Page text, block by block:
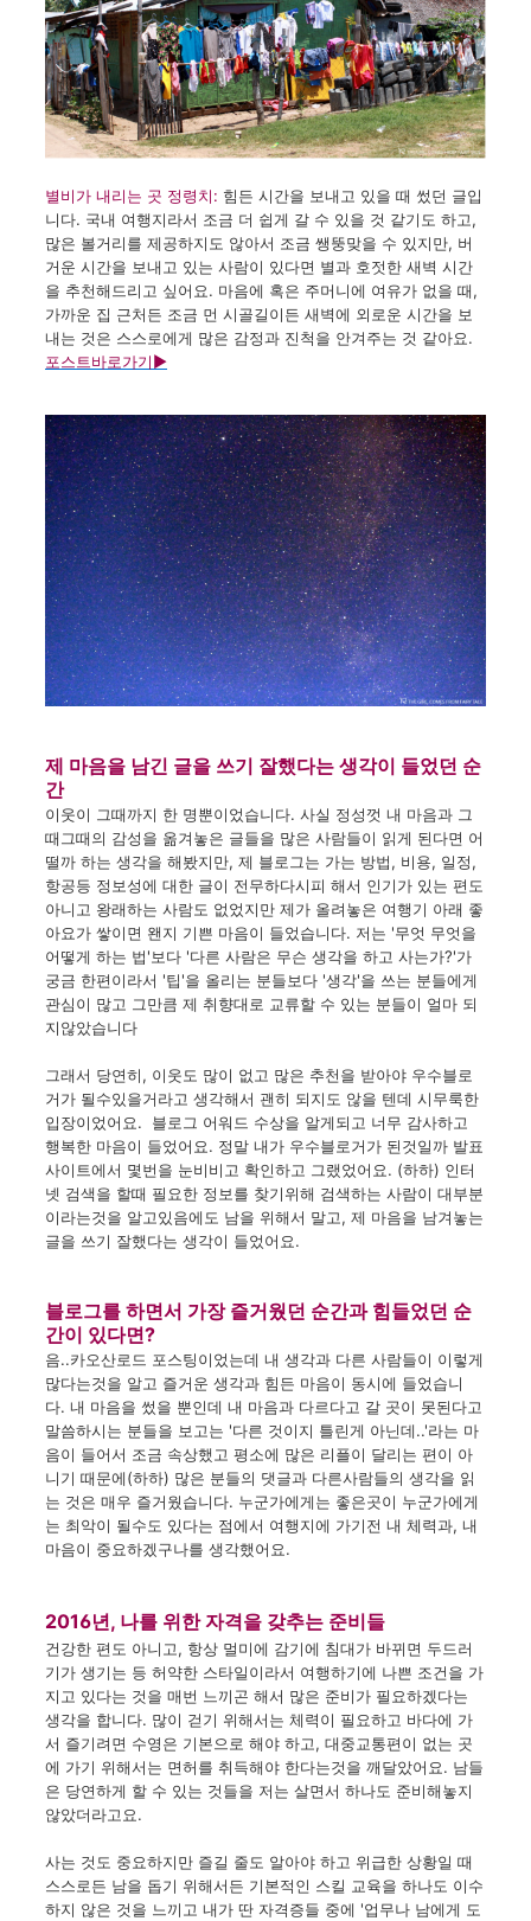
별비가 내리는 곳 정령치: 힘든 시간을 보내고 있을 때 썼던 글입
니다. 국내 여행지라서 조금 더 쉽게 갈 수 있을 것 같기도 하고,
많은 볼거리를 제공하지도 않아서 조금 쌩뚱맞을 수 있지만, 버
거운 시간을 보내고 있는 사람이 있다면 별과 호젓한 새벽 시간
을 추천해드리고 싶어요. 마음에 혹은 주머니에 여유가 없을 때,
가까운 집 근처든 조금 먼 시골길이든 새벽에 외로운 시간을 보
내는 것은 스스로에게 많은 감정과 진척을 안겨주는 것 같아요.
포스트바로가기▶
제 마음을 남긴 글을 쓰기 잘했다는 생각이 들었던 순
간
이웃이 그때까지 한 명뿐이었습니다. 사실 정성껏 내 마음과 그
때그때의 감성을 옮겨놓은 글들을 많은 사람들이 읽게 된다면 어
떨까 하는 생각을 해봤지만, 제 블로그는 가는 방법, 비용, 일정,
항공등 정보성에 대한 글이 전무하다시피 해서 인기가 있는 편도
아니고 왕래하는 사람도 없었지만 제가 올려놓은 여행기 아래 좋
아요가 쌓이면 왠지 기쁜 마음이 들었습니다. 저는 '무엇 무엇을
어떻게 하는 법'보다 '다른 사람은 무슨 생각을 하고 사는가?'가
궁금 한편이라서 '팁'을 올리는 분들보다 '생각'을 쓰는 분들에게
관심이 많고 그만큼 제 취향대로 교류할 수 있는 분들이 얼마 되
지않았습니다
그래서 당연히, 이웃도 많이 없고 많은 추천을 받아야 우수블로
거가 될수있을거라고 생각해서 괜히 되지도 않을 텐데 시무룩한
입장이었어요. 블로그 어워드 수상을 알게되고 너무 감사하고
행복한 마음이 들었어요. 정말 내가 우수블로거가 된것일까 발표
사이트에서 몇번을 눈비비고 확인하고 그랬었어요. (하하) 인터
넷 검색을 할때 필요한 정보를 찾기위해 검색하는 사람이 대부분
이라는것을 알고있음에도 남을 위해서 말고, 제 마음을 남겨놓는
글을 쓰기 잘했다는 생각이 들었어요.
블로그를 하면서 가장 즐거웠던 순간과 힘들었던 순
간이 있다면?
음..카오산로드 포스팅이었는데 내 생각과 다른 사람들이 이렇게
많다는것을 알고 즐거운 생각과 힘든 마음이 동시에 들었습니
다. 내 마음을 썼을 뿐인데 내 마음과 다르다고 갈 곳이 못된다고
말씀하시는 분들을 보고는 '다른 것이지 틀린게 아닌데..'라는 마
음이 들어서 조금 속상했고 평소에 많은 리플이 달리는 편이 아
니기 때문에(하하) 많은 분들의 댓글과 다른사람들의 생각을 읽
는 것은 매우 즐거웠습니다. 누군가에게는 좋은곳이 누군가에게
는 최악이 될수도 있다는 점에서 여행지에 가기전 내 체력과, 내
마음이 중요하겠구나를 생각했어요.
2016년, 나를 위한 자격을 갖추는 준비들
건강한 편도 아니고, 항상 멀미에 감기에 침대가 바뀌면 두드러
기가 생기는 등 허약한 스타일이라서 여행하기에 나쁜 조건을 가
지고 있다는 것을 매번 느끼곤 해서 많은 준비가 필요하겠다는
생각을 합니다. 많이 걷기 위해서는 체력이 필요하고 바다에 가
서 즐기려면 수영은 기본으로 해야 하고, 대중교통편이 없는 곳
에 가기 위해서는 면허를 취득해야 한다는것을 깨달았어요. 남들
은 당연하게 할 수 있는 것들을 저는 살면서 하나도 준비해놓지
않았더라고요.
사는 것도 중요하지만 즐길 줄도 알아야 하고 위급한 상황일 때
스스로든 남을 돕기 위해서든 기본적인 스킬 교육을 하나도 이수
하지 않은 것을 느끼고 내가 딴 자격증들 중에 '업무나 남에게 도